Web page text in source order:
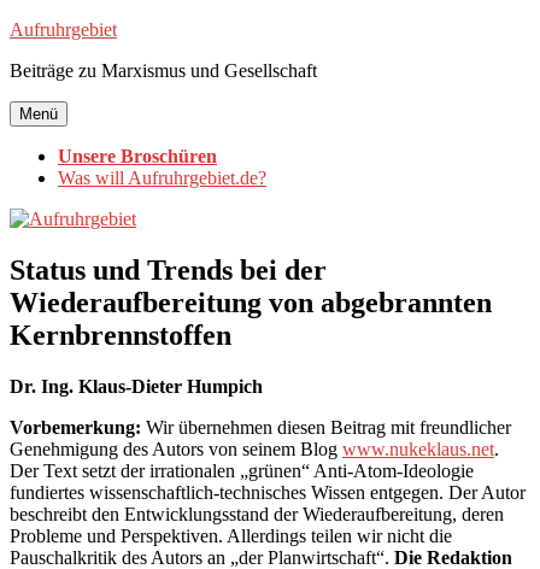
Zum
springen
Aufruhrgebiet
Beiträge zu Marxismus und Gesellschaft
Menü
Unsere Broschüren
Was will Aufruhrgebiet.de?
Status und Trends bei der
Wiederaufbereitung von abgebrannten
Kernbrennstoffen
Dr. Ing. Klaus-Dieter Humpich
Vorbemerkung: Wir übernehmen diesen Beitrag mit freundlicher
Genehmigung des Autors von seinem Blog www.nukeklaus.net.
Der Text setzt der irrationalen „grünen“ Anti-Atom-Ideologie
fundiertes wissenschaftlich-technisches Wissen entgegen. Der Autor
beschreibt den Entwicklungsstand der Wiederaufbereitung, deren
Probleme und Perspektiven. Allerdings teilen wir nicht die
Pauschalkritik des Autors an „der Planwirtschaft“. Die Redaktion